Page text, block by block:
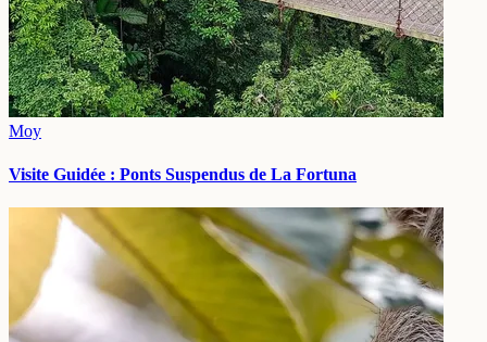
Moy
Visite Guidée : Ponts Suspendus de La Fortuna